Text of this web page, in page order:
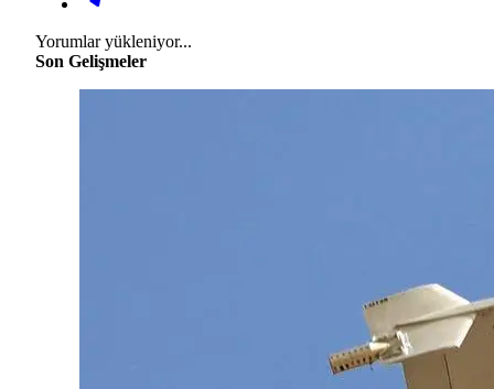
Yorumlar yükleniyor...
Son Gelişmeler